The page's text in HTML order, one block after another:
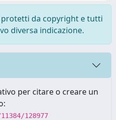
da copyright e tutti
diversa indicazione.
per citare o creare un
128977